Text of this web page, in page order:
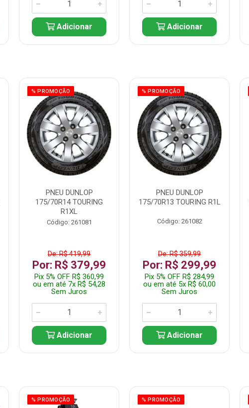
Adicionar Adicionar
% PROMOÇÃO
PNEU DUNLOP
175/70R14 TOURING
R1XL
Código: 261081
De: R$ 419,99
Por: R$ 379,99
Pix 5% OFF R$ 360,99
ou em até 7x R$ 54,28
Sem Juros
Adicionar
% PROMOÇÃO
PNEU DUNLOP
175/70R13 TOURING R1L
Código: 261082
De: R$ 359,99
Por: R$ 299,99
Pix 5% OFF R$ 284,99
ou em até 5x R$ 60,00
Sem Juros
Adicionar
% PROMOÇÃO % PROMOÇÃO